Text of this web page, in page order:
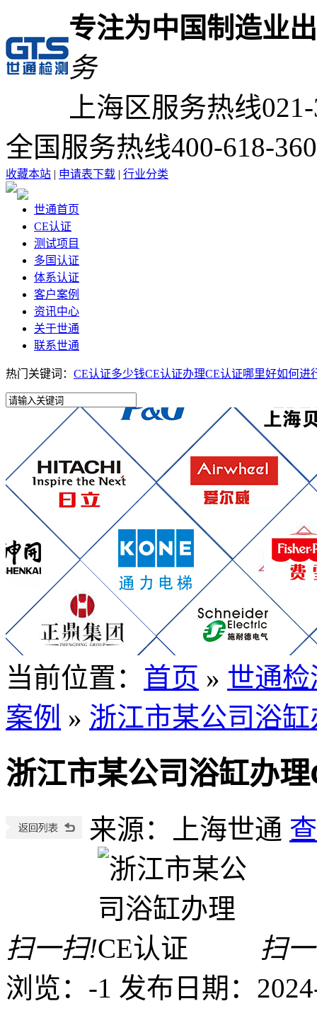
专注为中国制造业
务
上海区服务热线
全国服务热线400-618-
收藏本站 | 申请表下载 | 行业分类
世通首页
CE认证
测试项目
多国认证
体系认证
客户案例
资讯中心
关于世通
联系世通
热门关键词： CE认证多少钱CE认证办理CE认证哪里好如何进
当前位置 ： 首页 » 世通
案例 » 浙江市某公司浴
浙江市某公司浴缸办
来源：上海世通
扫一扫!
扫
浏览：-1 发布日期：